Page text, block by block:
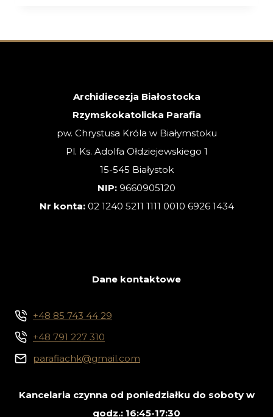
XVII
Archidiecezja Białostocka
Rzymskokatolicka Parafia
pw. Chrystusa Króla w Białymstoku
Pl. Ks. Adolfa Ołdziejewskiego 1
15-545 Białystok
NIP: 9660905120
Nr konta: 02 1240 5211 1111 0010 6926 1434
Dane kontaktowe
+48 85 743 44 29
+48 791 227 310
parafiachk@gmail.com
Kancelaria czynna od poniedziałku do soboty w
godz.: 16:45-17:30